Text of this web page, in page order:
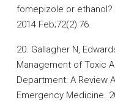
fomepizole or
2014 Feb;72(2):76.
20. Gallagher N,
Management of Toxic
Department: A Review
Emergency Medicine.